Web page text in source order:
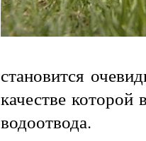
становится
качестве
водоотвода.